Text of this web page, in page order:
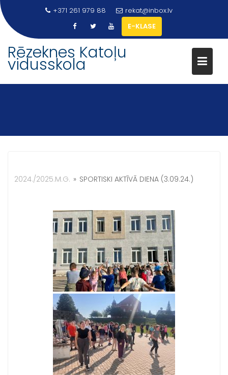
Skip
to
content
+371 261 979 88
rekat@inbox.lv
E-KLASE
Rēzeknes Katoļu
vidusskola
2024./2025.M.G. » SPORTISKI AKTĪVĀ DIENA (3.09.24.)